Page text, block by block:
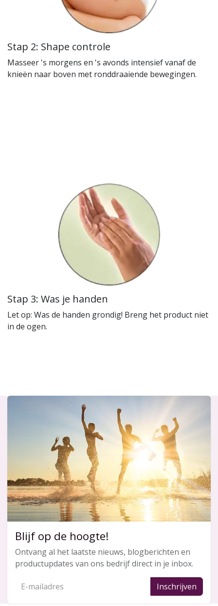
Stap 3: Was je handen
Let op: Was de handen grondig! Breng het product niet
in de ogen.
Stap 2: Shape controle
Masseer 's morgens en 's avonds intensief vanaf de
knieën naar boven met ronddraaiende bewegingen.
Blijf op de hoogte!
Ontvang al het laatste nieuws, blogberichten en
productupdates van ons bedrijf direct in je inbox.
Inschrijven